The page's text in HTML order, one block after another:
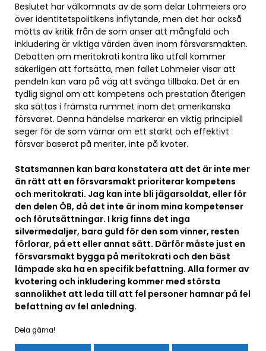
Beslutet har välkomnats av de som delar Lohmeiers oro
över identitetspolitikens inflytande, men det har också
mötts av kritik från de som anser att mångfald och
inkludering är viktiga värden även inom försvarsmakten.
Debatten om meritokrati kontra lika utfall kommer
säkerligen att fortsätta, men fallet Lohmeier visar att
pendeln kan vara på väg att svänga tillbaka. Det är en
tydlig signal om att kompetens och prestation återigen
ska sättas i främsta rummet inom det amerikanska
försvaret. Denna händelse markerar en viktig principiell
seger för de som värnar om ett starkt och effektivt
försvar baserat på meriter, inte på kvoter.
Statsmannen kan bara konstatera att det är inte mer
än rätt att en försvarsmakt prioriterar kompetens
och meritokrati. Jag kan inte bli jägarsoldat, eller för
den delen ÖB, då det inte är inom mina kompetenser
och förutsättningar. I krig finns det inga
silvermedaljer, bara guld för den som vinner, resten
förlorar, på ett eller annat sätt. Därför måste just en
försvarsmakt bygga på meritokrati och den bäst
lämpade ska ha en specifik befattning. Alla former av
kvotering och inkludering kommer med största
sannolikhet att leda till att fel personer hamnar på fel
befattning av fel anledning.
Dela gärna!